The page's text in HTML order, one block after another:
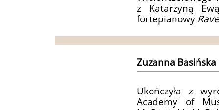
z Katarzyną
fortepianowy
Zuzanna Basińska
Ukończyła z
Academy of